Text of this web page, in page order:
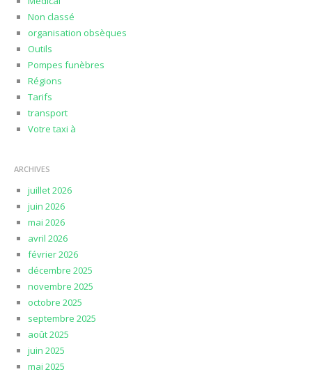
Non classé
organisation obsèques
Outils
Pompes funèbres
Régions
Tarifs
transport
Votre taxi à
ARCHIVES
juillet 2026
juin 2026
mai 2026
avril 2026
février 2026
décembre 2025
novembre 2025
octobre 2025
septembre 2025
août 2025
juin 2025
mai 2025